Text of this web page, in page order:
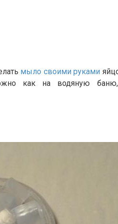
мыло своими руками
как на водяную